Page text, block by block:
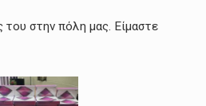
του στην πόλη μας. Είμαστε